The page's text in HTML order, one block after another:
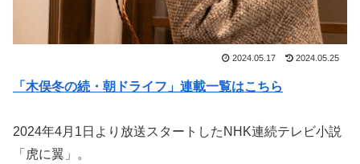
2024.05.17 2024.05.25
「木俣冬の続・朝ドライフ」連載一覧はこちら
2024年4月1日より放送スタートしたNHK連続テレビ小説
「虎に翼」。